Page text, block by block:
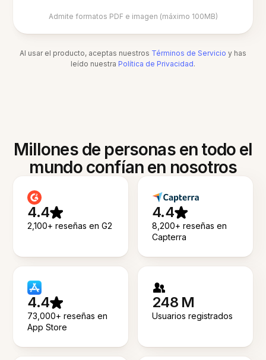
Admite formatos PDF e imagen (máximo 100MB)
Al usar el producto, aceptas nuestros Términos de Servicio y has
leído nuestra Política de Privacidad.
Millones de personas en todo el
mundo confían en nosotros
4.4
2,100+ reseñas en G2
4.4
8,200+ reseñas en
Capterra
4.4
73,000+ reseñas en
App Store
248 M
Usuarios registrados